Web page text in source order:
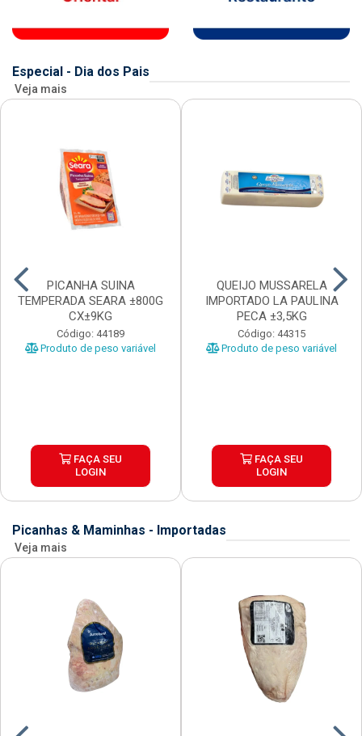
Especial - Dia dos Pais
Veja mais
PICANHA SUINA
TEMPERADA SEARA ±800G
CX±9KG
Código: 44189
Produto de peso variável
FAÇA SEU
LOGIN
QUEIJO MUSSARELA
IMPORTADO LA PAULINA
PECA ±3,5KG
Código: 44315
Produto de peso variável
FAÇA SEU
LOGIN
Picanhas & Maminhas - Importadas
Veja mais